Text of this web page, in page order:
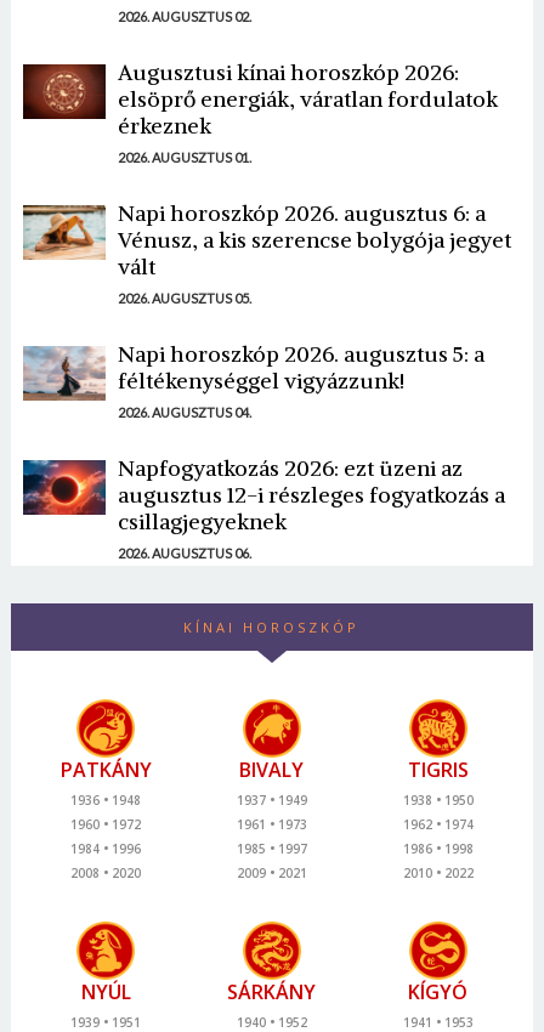
2026. AUGUSZTUS 02.
Augusztusi kínai horoszkóp 2026:
elsöprő energiák, váratlan fordulatok
érkeznek
2026. AUGUSZTUS 01.
Napi horoszkóp 2026. augusztus 6: a
Vénusz, a kis szerencse bolygója jegyet
vált
2026. AUGUSZTUS 05.
Napi horoszkóp 2026. augusztus 5: a
féltékenységgel vigyázzunk!
2026. AUGUSZTUS 04.
Napfogyatkozás 2026: ezt üzeni az
augusztus 12-i részleges fogyatkozás a
csillagjegyeknek
2026. AUGUSZTUS 06.
KÍNAI HOROSZKÓP
PATKÁNY
1936
1948
1960
1972
1984
1996
2008
2020
BIVALY
1937
1949
1961
1973
1985
1997
2009
2021
TIGRIS
1938
1950
1962
1974
1986
1998
2010
2022
NYÚL
1939
1951
SÁRKÁNY
1940
1952
KÍGYÓ
1941
1953